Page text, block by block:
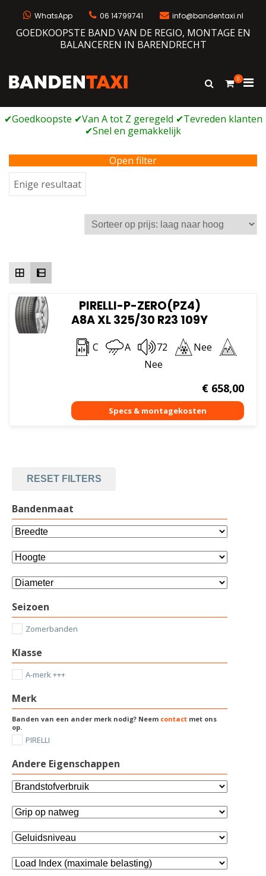
WhatsApp 06 14799741 info@bandentaxi.nl
GOEDKOOPSTE BAND VAN DE REGIO, MONTAGE EN
BALANCEREN IN BARENDRECHT
Bandengarage met eigen webshop
Toon
0
voor
Open filter
Enige resultaat
PIRELLI-P-ZERO(PZ4)
A8A XL 325/30 R23 109Y
C A 72
Nee
Nee
€658,00
RESET FILTERS
Bandenmaat
Seizoen
Zomerbanden
Klasse
A-merk +++
Merk
Banden van een ander merk nodig? Neem contact met ons
op.
PIRELLI
Andere Eigenschappen